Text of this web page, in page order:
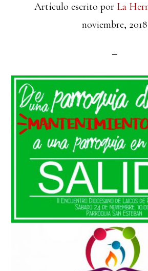
Artículo escrito por La
noviembre, 2018